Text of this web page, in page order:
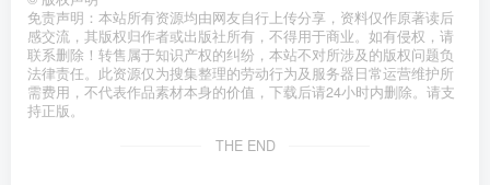
免责声明：本站所有资源均由网友自行上传分享，资料仅作原著读后
感交流，其版权归作者或出版社所有，不得用于商业。如有侵权，请
联系删除！转售属于知识产权的纠纷，本站不对所涉及的版权问题负
法律责任。此资源仅为搜集整理的劳动行为及服务器日常运营维护所
需费用，不代表作品素材本身的价值，下载后请24小时内删除。请支
持正版。
THE END